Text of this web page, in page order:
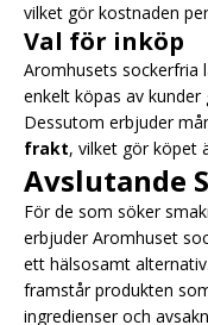
vilket gör kostnaden
Val för inköp
Aromhusets sockerfria
enkelt köpas av kunder
Dessutom erbjuder
frakt, vilket gör köpet
Avslutande
För de som söker
erbjuder Aromhuset
ett hälsosamt
framstår produkten
ingredienser och